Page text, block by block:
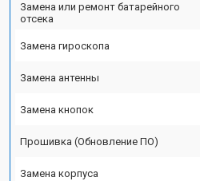
Замена или ремонт батарейного
отсека
Замена гироскопа
Замена антенны
Замена кнопок
Прошивка (Обновление ПО)
Замена корпуса